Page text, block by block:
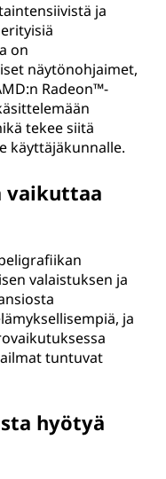
ja
on
näytönohjaimet,
Radeon™-
tekee siitä
käyttäjäkunnalle.
vaikuttaa
valaistuksen ja
ja
tuntuvat
hyötyä